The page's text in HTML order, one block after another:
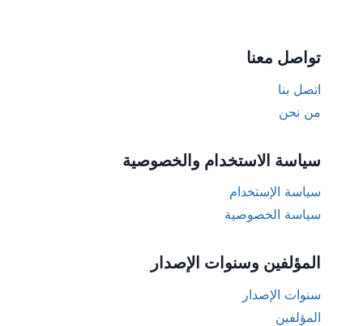
تواصل معنا
اتصل بنا
من نحن
سياسة الاستخدام والخصوصية
سياسة الإستخدام
سياسة الخصوصية
المؤلفين وسنوات الإصدار
سنوات الإصدار
المؤلفين